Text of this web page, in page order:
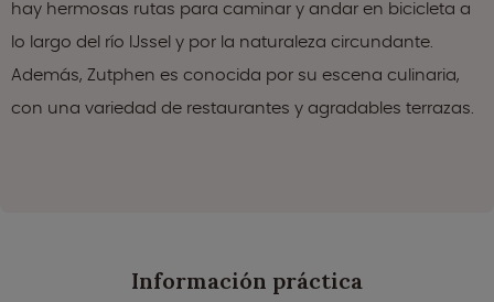
hay hermosas rutas para caminar y andar en bicicleta a
lo largo del río IJssel y por la naturaleza circundante.
Además, Zutphen es conocida por su escena culinaria,
con una variedad de restaurantes y agradables terrazas.
Información práctica